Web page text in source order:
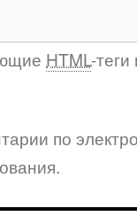
HTML-
по